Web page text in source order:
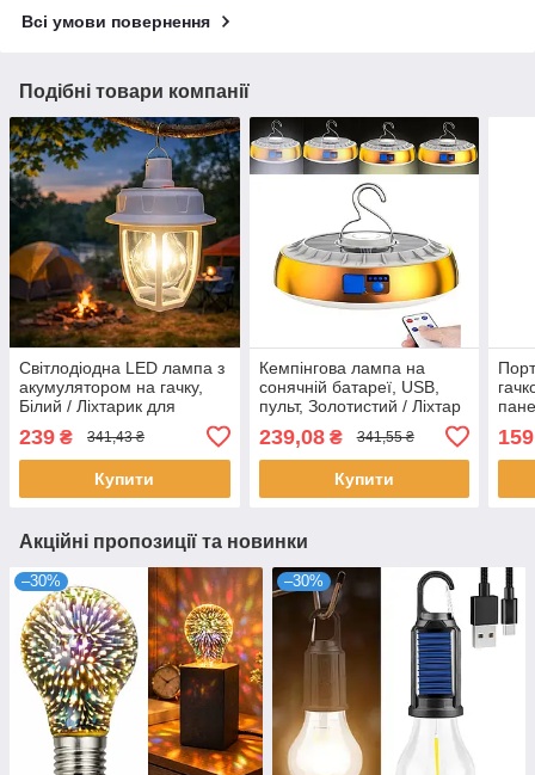
Всі умови повернення
Подібні товари компанії
Світлодіодна LED лампа з
акумулятором на гачку,
Білий / Ліхтарик для
намету / Ліхтар із
сонячною панеллю
239 ₴ 341,43 ₴
Купити
Кемпінгова лампа на
сонячній батареї, USB,
пульт, Золотистий / Ліхтар
світильник
239,08₴ 341,55 ₴
Купити
159
Акційні пропозиції та новинки
–30% –30%